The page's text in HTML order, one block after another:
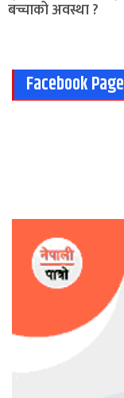
बच्चाको अवस्था ?
Facebook Page